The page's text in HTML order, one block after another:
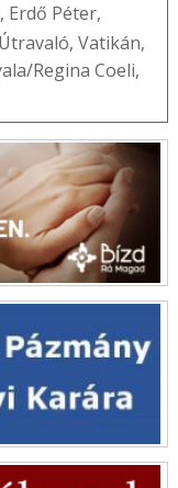
, Erdő Péter,
Útravaló, Vatikán,
Regina Coeli,